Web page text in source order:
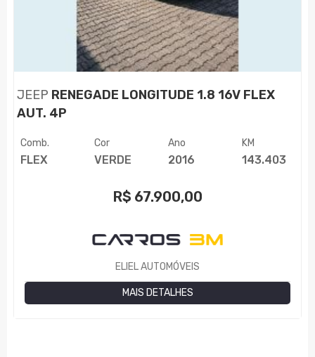
JEEP RENEGADE LONGITUDE 1.8 16V FLEX
AUT. 4P
Comb.
FLEX
Cor
VERDE
Ano
2016
KM
143.403
R$ 67.900,00
ELIEL AUTOMÓVEIS
MAIS DETALHES